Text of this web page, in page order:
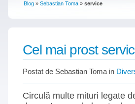
Blog » Sebastian Toma » service
Cel mai prost
Postat de Sebastian Toma in
Circulă multe mituri legate